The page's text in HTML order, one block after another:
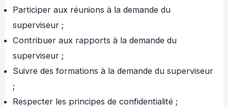
Participer aux réunions à la demande du
superviseur ;
Contribuer aux rapports à la demande du
superviseur ;
Suivre des formations à la demande du superviseur
;
Respecter les principes de confidentialité ;